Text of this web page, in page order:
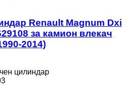
Renault Magnum Dxi
за камион влекач
2014)
цилиндар